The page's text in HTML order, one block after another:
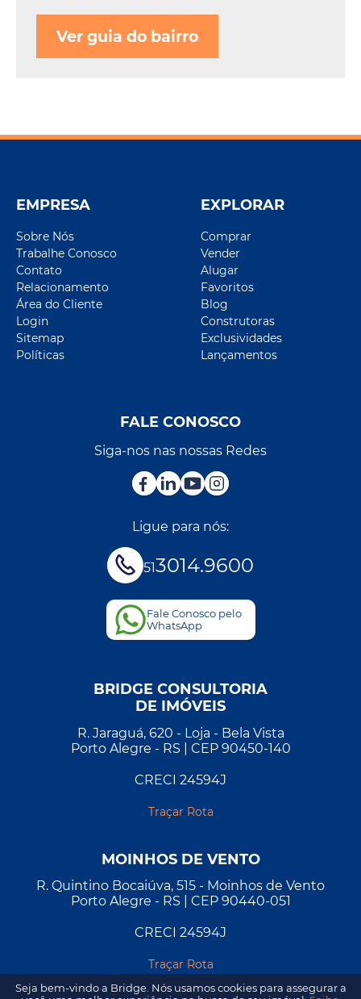
Ver guia do bairro
EMPRESA
Sobre Nós
Trabalhe Conosco
Contato
Relacionamento
Área do Cliente
Login
Sitemap
Políticas
EXPLORAR
Comprar
Vender
Alugar
Favoritos
Blog
Construtoras
Exclusividades
Lançamentos
FALE CONOSCO
Siga-nos nas nossas Redes
Ligue para nós:
513014.9600
Fale Conosco pelo
WhatsApp
BRIDGE CONSULTORIA
DE IMÓVEIS
R. Jaraguá, 620 - Loja - Bela Vista
Porto Alegre - RS | CEP 90450-140
CRECI 24594J
Traçar Rota
MOINHOS DE VENTO
R. Quintino Bocaiúva, 515 - Moinhos de Vento
Porto Alegre - RS | CEP 90440-051
CRECI 24594J
Traçar Rota
Seja bem-vindo a Bridge. Nós usamos cookies para assegurar a